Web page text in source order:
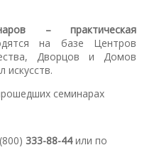
– практическая
на базе Центров
Дворцов и Домов
искусств.
семинарах
333-88-44или по